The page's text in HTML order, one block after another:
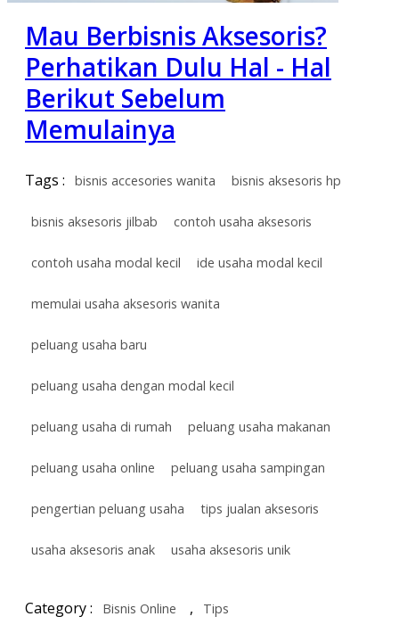
Mau Berbisnis Aksesoris?
Perhatikan Dulu Hal - Hal
Berikut Sebelum
Memulainya
Tags : bisnis accesories wanita bisnis aksesoris hp
bisnis aksesoris jilbab contoh usaha aksesoris
contoh usaha modal kecil ide usaha modal kecil
memulai usaha aksesoris wanita
peluang usaha baru
peluang usaha dengan modal kecil
peluang usaha di rumah peluang usaha makanan
peluang usaha online peluang usaha sampingan
pengertian peluang usaha tips jualan aksesoris
usaha aksesoris anak usaha aksesoris unik
Category : Bisnis Online , Tips